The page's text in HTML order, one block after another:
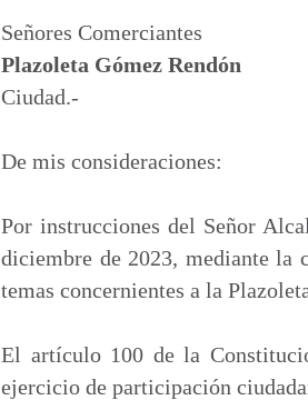
t
s
A
p
e
b
o
k
e
i
l
a
r
Señores Comerciantes
Plazoleta Gómez Rendón
Ciudad.-
De mis consideraciones:
Por instrucciones del Señor
diciembre de 2023, mediante la
temas concernientes a la
El artículo 100 de la
ejercicio de participación